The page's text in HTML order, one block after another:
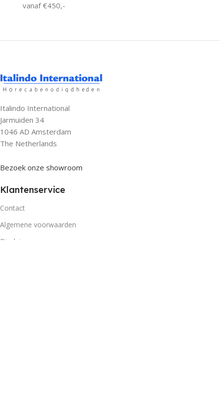
vanaf €450,-
Italindo International
Jarmuiden 34
1046 AD Amsterdam
The Netherlands
Bezoek onze showroom
Klantenservice
Contact
Algemene voorwaarden
Disclaimer